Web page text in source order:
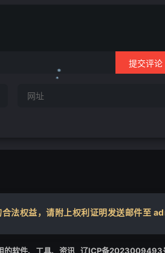
提交评论
法权益，请附上权利证明发送邮件至
的软件、工具、资讯 辽ICP备2023009493